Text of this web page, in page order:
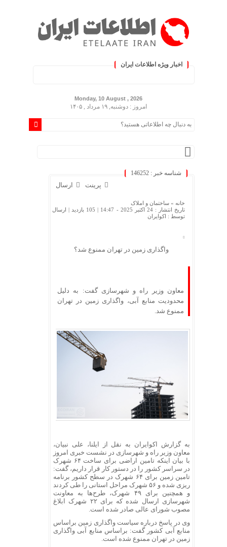
اخبار ویژه اطلاعات ایران
Monday, 10 August , 2026
امروز : دوشنبه, ۱۹ مرداد , ۱۴۰۵
شناسه خبر : 146252
ارسال پرینت
خانه » ساختمان و املاک
تاریخ انتشار : 24 اکتبر 2025 - 14:47 |
105 بازدید
| ارسال
توسط : اکوایران
واگذاری زمین در تهران ممنوع شد؟
معاون وزیر راه و شهرسازی گفت: به دلیل
محدودیت منابع آبی، واگذاری زمین در تهران
ممنوع شد.
به گزارش اکوایران به نقل از ایلنا، علی نبیان،
معاون وزیر راه و شهرسازی در نشست خبری امروز
با بیان اینکه تامین اراضی برای ساخت ۶۴ شهرک
در سراسر کشور را در دستور کار قرار داریم، گفت:
تامین زمین برای ۶۴ شهرک در سطح کشور برنامه
ریزی شده و ۵۶ شهرک مراحل استانی را طی کردند
و همچنین برای ۴٩ شهرک، طرح‌ها به معاونت
شهرسازی ارسال شده که برای ٢٢ شهرک ابلاغ
مصوب شورای عالی صادر شده است.
وی در پاسخ درباره سیاست واگذاری زمین براساس
منابع آبی کشور گفت: براساس منابع آبی واگذاری
زمین در تهران ممنوع شده است.